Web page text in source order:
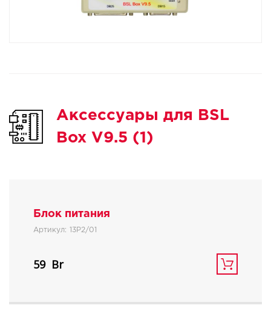
Аксессуары для BSL
Box V9.5 (1)
Блок питания
Артикул: 13P2/01
59